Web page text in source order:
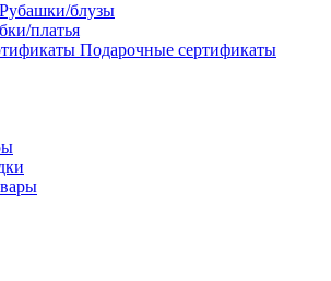
Рубашки/блузы
платья
Подарочные сертификаты